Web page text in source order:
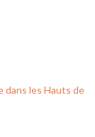
dans les Hauts de